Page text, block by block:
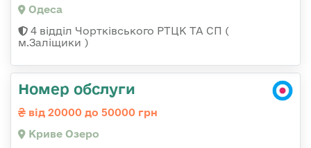
Одеса
4 відділ Чортківського РТЦК ТА СП (
м.Заліщики )
Номер обслуги
від 20000 до 50000 грн
Криве Озеро